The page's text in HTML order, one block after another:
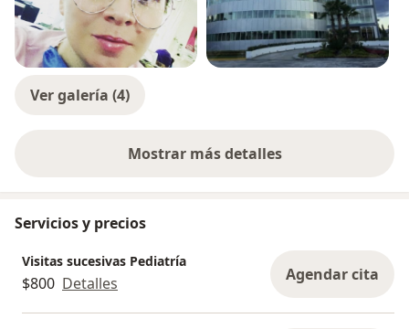
Ver galería (4)
Mostrar más detalles
sobre la experiencia
Servicios y precios
Visitas sucesivas Pediatría
$800 Detalles Agendar cita